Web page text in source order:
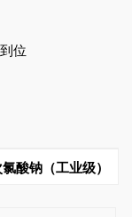
位
酸钠（工业级）